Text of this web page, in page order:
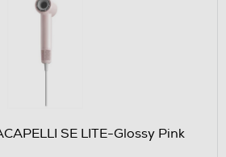
SE LITE-Glossy Pink